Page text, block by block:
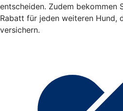
entscheiden. Zudem bekommen
Rabatt für jeden weiteren Hund,
versichern.